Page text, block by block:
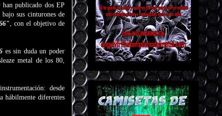
publicado dos EP
bajo sus cinturones de
, con el objetivo de
es sin duda un poder
metal de los 80,
desde
hábilmente diferentes